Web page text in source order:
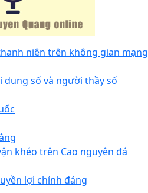
niên trên không gian mạng
dung số và người thầy số
khéo trên Cao nguyên đá
lợi chính đáng